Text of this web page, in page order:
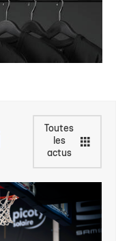
Toutes
les
actus